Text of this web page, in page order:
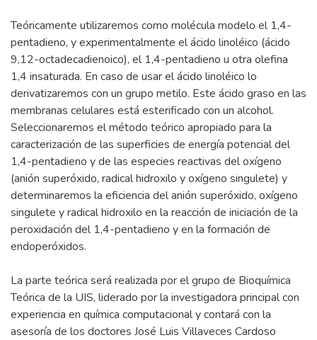
Teóricamente utilizaremos como molécula modelo el 1,4-
pentadieno, y experimentalmente el ácido linoléico (ácido
9,12-octadecadienoico), el 1,4-pentadieno u otra olefina
1,4 insaturada. En caso de usar el ácido linoléico lo
derivatizaremos con un grupo metilo. Este ácido graso en las
membranas celulares está esterificado con un alcohol.
Seleccionaremos el método teórico apropiado para la
caracterización de las superficies de energía potencial del
1,4-pentadieno y de las especies reactivas del oxígeno
(anión superóxido, radical hidroxilo y oxígeno singulete) y
determinaremos la eficiencia del anión superóxido, oxígeno
singulete y radical hidroxilo en la reacción de iniciación de la
peroxidación del 1,4-pentadieno y en la formación de
endoperóxidos.
La parte teórica será realizada por el grupo de Bioquímica
Teórica de la UIS, liderado por la investigadora principal con
experiencia en química computacional y contará con la
asesoría de los doctores José Luis Villaveces Cardoso